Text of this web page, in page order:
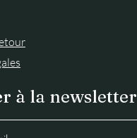
à la newsletter